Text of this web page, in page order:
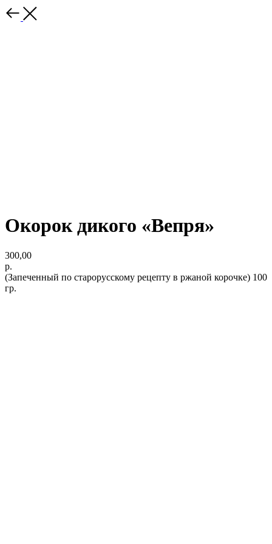
Окорок дикого «Вепря»
300,00
р.
(Запеченный по старорусскому рецепту в ржаной корочке) 100
гр.